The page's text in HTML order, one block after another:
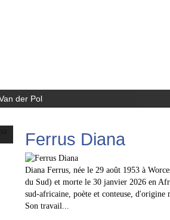
der Pol
Ferrus Diana
Diana Ferrus, née le 29 août 1953 à
du Sud) et morte le 30 janvier 2026 en
sud-africaine, poète et conteuse, d'origine
Son travail...